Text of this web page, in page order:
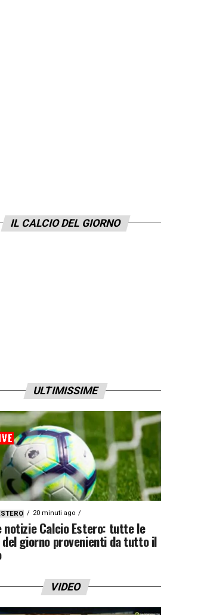
IL CALCIO DEL GIORNO
ULTIMISSIME
20 minuti ago
notizie Calcio Estero: tutte le
giorno provenienti da tutto il
VIDEO